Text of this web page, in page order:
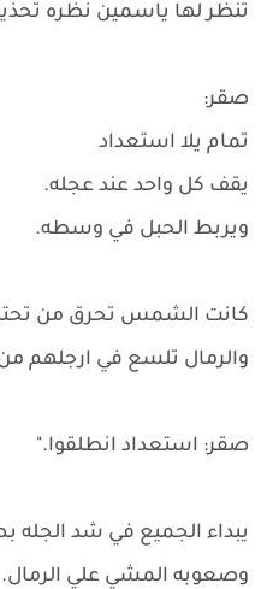
تنظر لها ياسمين نظره
صقر:
تمام يلا استعداد
يقف كل واحد عند عجله.
ويربط الحبل في وسطه.
كانت الشمس تحرق من
والرمال تلسع في ارجلهم
صقر: استعداد انطلقوا."
يبداء الجميع في شد الجله
وصعوبه المشي علي الرمال.